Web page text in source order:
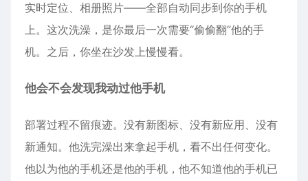
实时定位、相册照片——全部自动同步到你的手机
上。这次洗澡，是你最后一次需要“偷偷翻”他的手
机。之后，你坐在沙发上慢慢看。
他会不会发现我动过他手机
部署过程不留痕迹。没有新图标、没有新应用、没有
新通知。他洗完澡出来拿起手机，看不出任何变化。
他以为他的手机还是他的手机，他不知道他的手机已